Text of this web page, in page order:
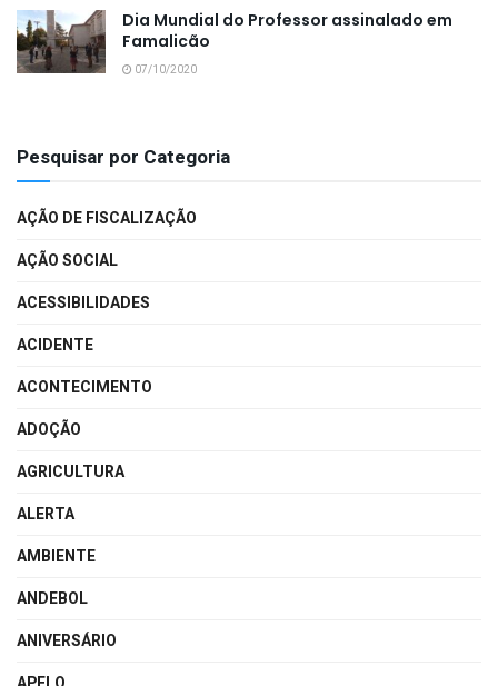
Dia Mundial do Professor assinalado em
Famalicão
07/10/2020
Pesquisar por Categoria
AÇÃO DE FISCALIZAÇÃO
AÇÃO SOCIAL
ACESSIBILIDADES
ACIDENTE
ACONTECIMENTO
ADOÇÃO
AGRICULTURA
ALERTA
AMBIENTE
ANDEBOL
ANIVERSÁRIO